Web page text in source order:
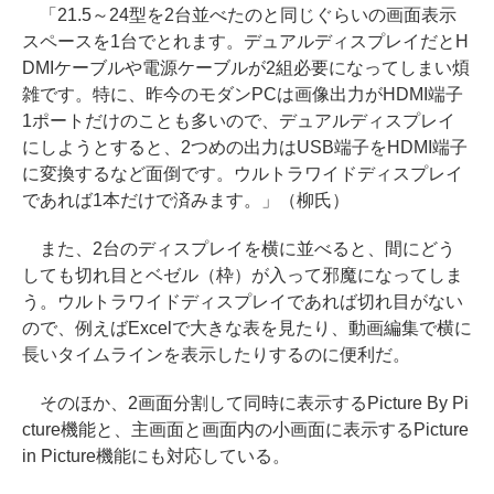
「21.5～24型を2台並べたのと同じぐらいの画面表示
スペースを1台でとれます。デュアルディスプレイだとH
DMIケーブルや電源ケーブルが2組必要になってしまい煩
雑です。特に、昨今のモダンPCは画像出力がHDMI端子
1ポートだけのことも多いので、デュアルディスプレイ
にしようとすると、2つめの出力はUSB端子をHDMI端子
に変換するなど面倒です。ウルトラワイドディスプレイ
であれば1本だけで済みます。」（柳氏）
また、2台のディスプレイを横に並べると、間にどう
しても切れ目とベゼル（枠）が入って邪魔になってしま
う。ウルトラワイドディスプレイであれば切れ目がない
ので、例えばExcelで大きな表を見たり、動画編集で横に
長いタイムラインを表示したりするのに便利だ。
そのほか、2画面分割して同時に表示するPicture By Pi
cture機能と、主画面と画面内の小画面に表示するPicture
in Picture機能にも対応している。